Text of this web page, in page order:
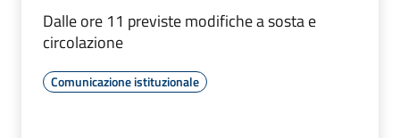
Dalle ore 11 previste modifiche a sosta e
circolazione
Comunicazione istituzionale